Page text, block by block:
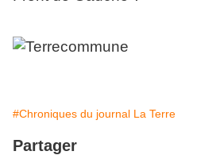
#Chroniques du journal La Terre
Partager